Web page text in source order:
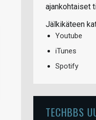
ajankohtaiset
Jälkikäteen
Youtube
iTunes
Spotify
TECHBBS